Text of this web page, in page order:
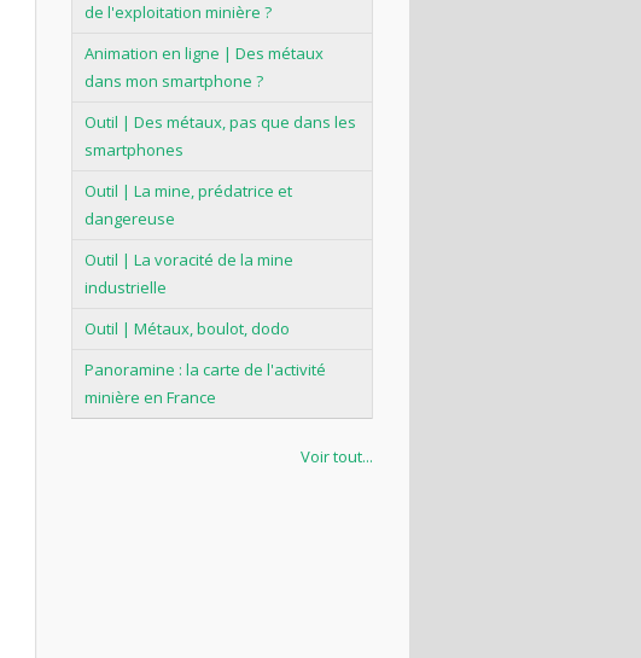
de l'exploitation minière ?
Animation en ligne | Des métaux
dans mon smartphone ?
Outil | Des métaux, pas que dans les
smartphones
Outil | La mine, prédatrice et
dangereuse
Outil | La voracité de la mine
industrielle
Outil | Métaux, boulot, dodo
Panoramine : la carte de l'activité
minière en France
Voir tout...